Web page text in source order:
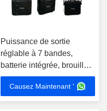
Puissance de sortie
réglable à 7 bandes,
batterie intégrée, brouilleur
de signal, brouilleur
cellulaire.
Causez Maintenant '